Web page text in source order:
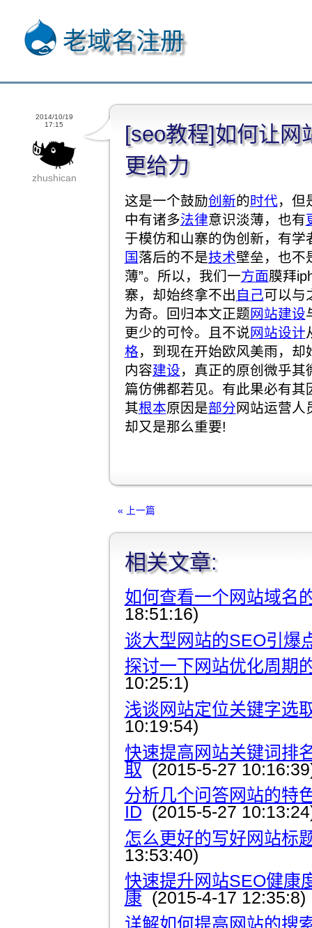
老域名注册
2014/10/19
17:15
zhushican
[seo教程]如何让网
更给力
这是一个鼓励创新的时代，但
中有诸多法律意识淡薄，也有
于模仿和山寨的伪创新，有学
国落后的不是技术壁垒，也不
薄”。所以，我们一方面膜拜
寨，却始终拿不出 自己可以与
为奇。回归本文正题网站建设
更少的可怜。且不说网站设计
格，到现在开始欧风美雨，
内容建设，真正的原创微乎
篇仿佛都若见。有此果必有
其根本原因是部分网站运营人
却又是那么重要!
« 上一篇
相关文章:
如何查看一个网站域名
18:51:16)
谈大型网站的SEO引爆
探讨一下网站优化周期
10:25:1)
浅谈网站定位关键字选
10:19:54)
快速提高网站关键词排
取 (2015-5-27
分析几个问答网站的特
ID (2015-5-27
怎么更好的写好网站标
13:53:40)
快速提升网站SEO健康
康 (2015-4-17 12:35:8)
详解如何提高网站的搜